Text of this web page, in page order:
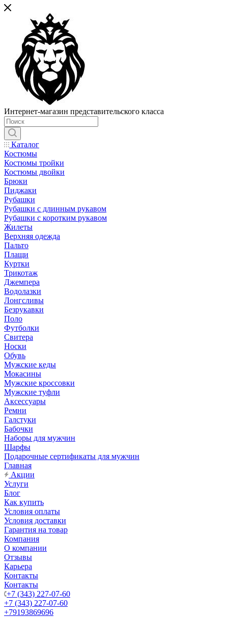
Интернет-магазин представительского класса
Каталог
Костюмы
Костюмы тройки
Костюмы двойки
Брюки
Пиджаки
Рубашки
Рубашки с длинным рукавом
Рубашки с коротким рукавом
Жилеты
Верхняя одежда
Пальто
Плащи
Куртки
Трикотаж
Джемпера
Водолазки
Лонгсливы
Безрукавки
Поло
Футболки
Свитера
Носки
Обувь
Мужские кеды
Мокасины
Мужские кроссовки
Мужские туфли
Аксессуары
Ремни
Галстуки
Бабочки
Наборы для мужчин
Шарфы
Подарочные сертификаты для мужчин
Главная
Акции
Услуги
Блог
Как купить
Условия оплаты
Условия доставки
Гарантия на товар
Компания
О компании
Отзывы
Карьера
Контакты
Контакты
+7 (343) 227-07-60
+7 (343) 227-07-60
+79193869696